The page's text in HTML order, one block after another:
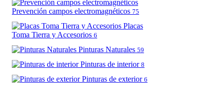
Prevención campos electromagnéticos 75
Placas
Toma Tierra y Accesorios 6
Pinturas Naturales 59
Pinturas de interior 8
Pinturas de exterior 6